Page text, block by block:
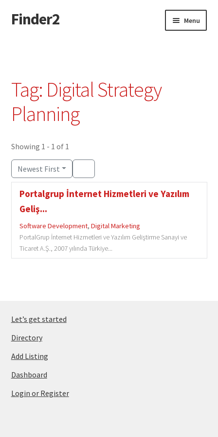
Skip
to
Skip
to
Finder2 Menu
Tag: Digital Strategy
Planning
Showing 1 - 1 of 1
Newest First
Portalgrup İnternet Hizmetleri ve Yazılım
Geliş...
Software Development, Digital Marketing
PortalGrup İnternet Hizmetleri ve Yazılım Geliştirme Sanayi ve
Ticaret A.Ş., 2007 yılında Türkiye...
Let’s get started
Directory
Add Listing
Dashboard
Login or Register